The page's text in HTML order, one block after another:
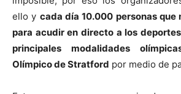
ello y cada día 10.000 personas que
para acudir en directo a los
principales modalidades
Olímpico de Stratford por medio de